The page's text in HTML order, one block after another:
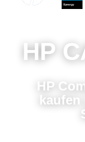
HP
HP
kaufen